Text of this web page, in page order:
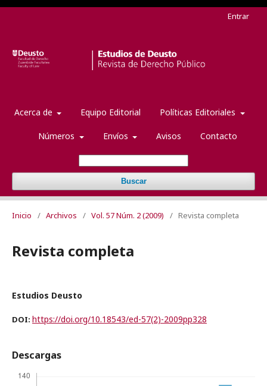
Acerca de Equipo Editorial Políticas Editoriales
Números Envíos Avisos Contacto
Buscar
Entrar
Inicio / Archivos / Vol. 57 Núm. 2 (2009) / Revista completa
Revista completa
Estudios Deusto
DOI: https://doi.org/10.18543/ed-57(2)-2009pp328
Descargas